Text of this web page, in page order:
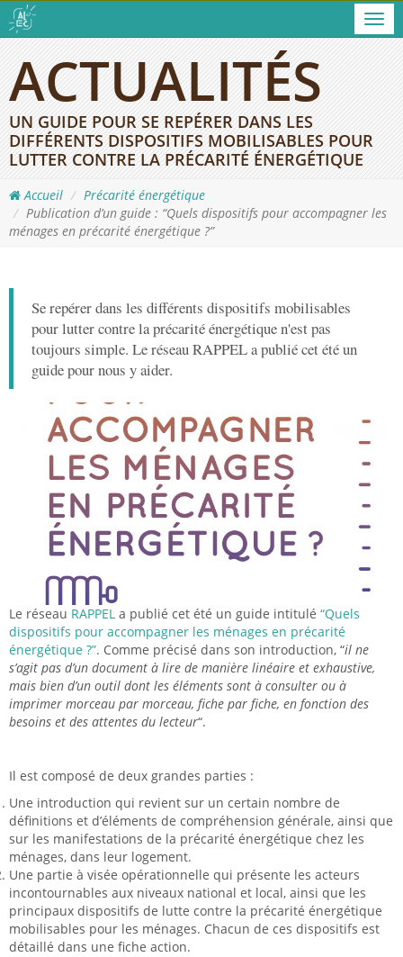
ACTUALITÉS
UN GUIDE POUR SE REPÉRER DANS LES
DIFFÉRENTS DISPOSITIFS MOBILISABLES POUR
LUTTER CONTRE LA PRÉCARITÉ ÉNERGÉTIQUE
Accueil
Précarité énergétique
Publication d’un guide : “Quels dispositifs pour accompagner les
ménages en précarité énergétique ?”
Se repérer dans les différents dispositifs mobilisables
pour lutter contre la précarité énergétique n'est pas
toujours simple. Le réseau RAPPEL a publié cet été un
guide pour nous y aider.
Le réseau RAPPEL a publié cet été un guide intitulé “Quels
dispositifs pour accompagner les ménages en précarité
énergétique ?”. Comme précisé dans son introduction, “il ne
s’agit pas d’un document à lire de manière linéaire et exhaustive,
mais bien d’un outil dont les éléments sont à consulter ou à
imprimer morceau par morceau, fiche par fiche, en fonction des
besoins et des attentes du lecteur“.
Il est composé de deux grandes parties :
Une introduction qui revient sur un certain nombre de
définitions et d’éléments de compréhension générale, ainsi que
sur les manifestations de la précarité énergétique chez les
ménages, dans leur logement.
Une partie à visée opérationnelle qui présente les acteurs
incontournables aux niveaux national et local, ainsi que les
principaux dispositifs de lutte contre la précarité énergétique
mobilisables pour les ménages. Chacun de ces dispositifs est
détaillé dans une fiche action.